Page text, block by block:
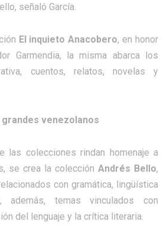
señaló García.
El inquieto Anacobero, en honor
Garmendia, la misma abarca los
cuentos, relatos, novelas y
venezolanos
las colecciones rindan homenaje a
se crea la colección Andrés Bello,
con gramática, lingüística
temas vinculados con
del lenguaje y la crítica literaria.